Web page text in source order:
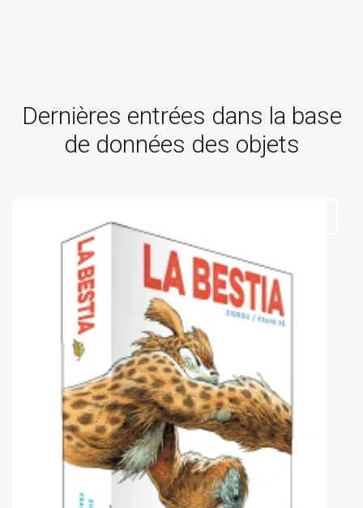
Dernières entrées dans la base
de données des objets